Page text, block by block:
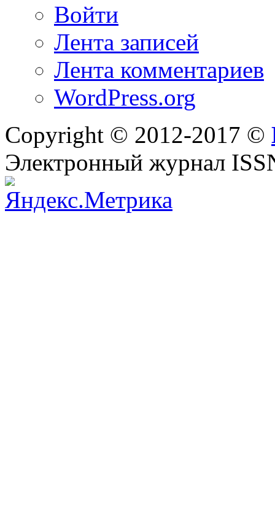
Войти
Лента записей
Лента комментариев
WordPress.org
Copyright © 2012-2017 ©
Электронный журнал